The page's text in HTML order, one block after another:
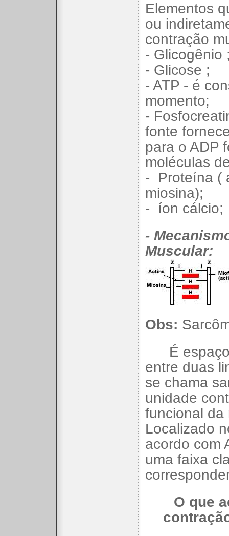
Elementos
ou
contração
- Glicogênio
- Glicose ;
- ATP - é
momento;
-
fonte
para o ADP
moléculas
- Proteína (
miosina);
- íon cálcio;
-
Muscular:
Obs:
É
entre duas
se chama
unidade
funcional da
Localizado
acordo com
uma faixa
O que